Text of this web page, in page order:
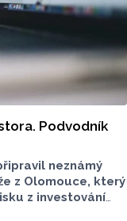
Podvodník
neznámý
z Olomouce, který
z investování